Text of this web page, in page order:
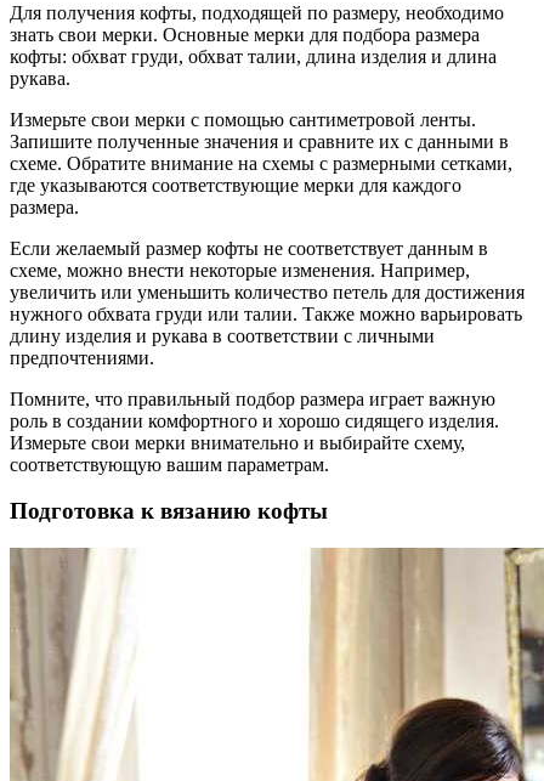
Для получения кофты, подходящей по размеру, необходимо
знать свои мерки. Основные мерки для подбора размера
кофты: обхват груди, обхват талии, длина изделия и длина
рукава.
Измерьте свои мерки с помощью сантиметровой ленты.
Запишите полученные значения и сравните их с данными в
схеме. Обратите внимание на схемы с размерными сетками,
где указываются соответствующие мерки для каждого
размера.
Если желаемый размер кофты не соответствует данным в
схеме, можно внести некоторые изменения. Например,
увеличить или уменьшить количество петель для достижения
нужного обхвата груди или талии. Также можно варьировать
длину изделия и рукава в соответствии с личными
предпочтениями.
Помните, что правильный подбор размера играет важную
роль в создании комфортного и хорошо сидящего изделия.
Измерьте свои мерки внимательно и выбирайте схему,
соответствующую вашим параметрам.
Подготовка к вязанию кофты